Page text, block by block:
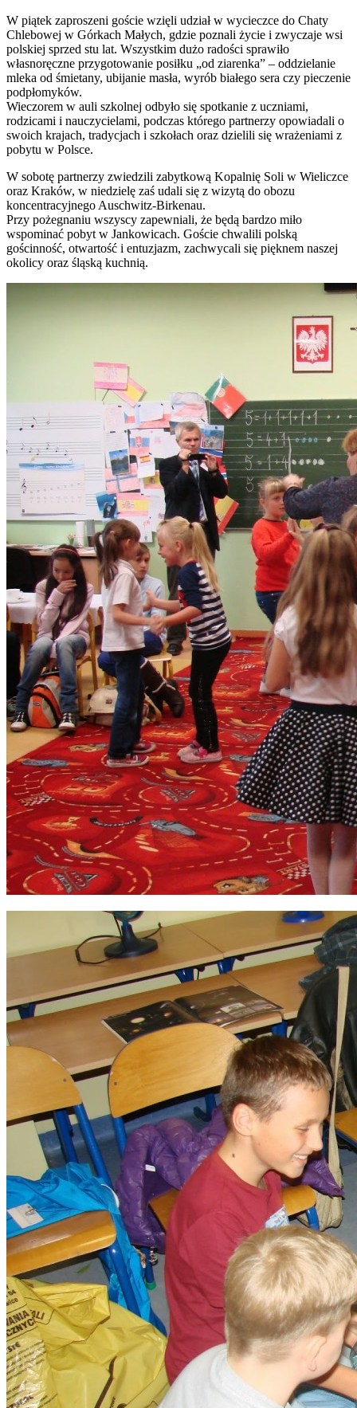
W piątek zaproszeni goście wzięli udział w wycieczce do Chaty
Chlebowej w Górkach Małych, gdzie poznali życie i zwyczaje wsi
polskiej sprzed stu lat. Wszystkim dużo radości sprawiło
własnoręczne przygotowanie posiłku „od ziarenka” – oddzielanie
mleka od śmietany, ubijanie masła, wyrób białego sera czy pieczenie
podpłomyków.
Wieczorem w auli szkolnej odbyło się spotkanie z uczniami,
rodzicami i nauczycielami, podczas którego partnerzy opowiadali o
swoich krajach, tradycjach i szkołach oraz dzielili się wrażeniami z
pobytu w Polsce.
W sobotę partnerzy zwiedzili zabytkową Kopalnię Soli w Wieliczce
oraz Kraków, w niedzielę zaś udali się z wizytą do obozu
koncentracyjnego Auschwitz-Birkenau.
Przy pożegnaniu wszyscy zapewniali, że będą bardzo miło
wspominać pobyt w Jankowicach. Goście chwalili polską
gościnność, otwartość i entuzjazm, zachwycali się pięknem naszej
okolicy oraz śląską kuchnią.